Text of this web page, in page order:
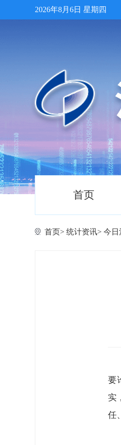
2026年8月6日 星期四
首页
首页> 统计资讯> 今日
要
实
任